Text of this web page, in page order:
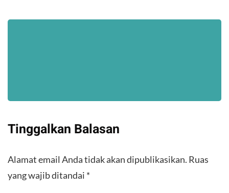
Tinggalkan Balasan
Alamat email Anda tidak akan dipublikasikan. Ruas
yang wajib ditandai *